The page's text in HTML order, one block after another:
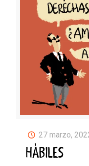
27 marzo,
HÁBILES